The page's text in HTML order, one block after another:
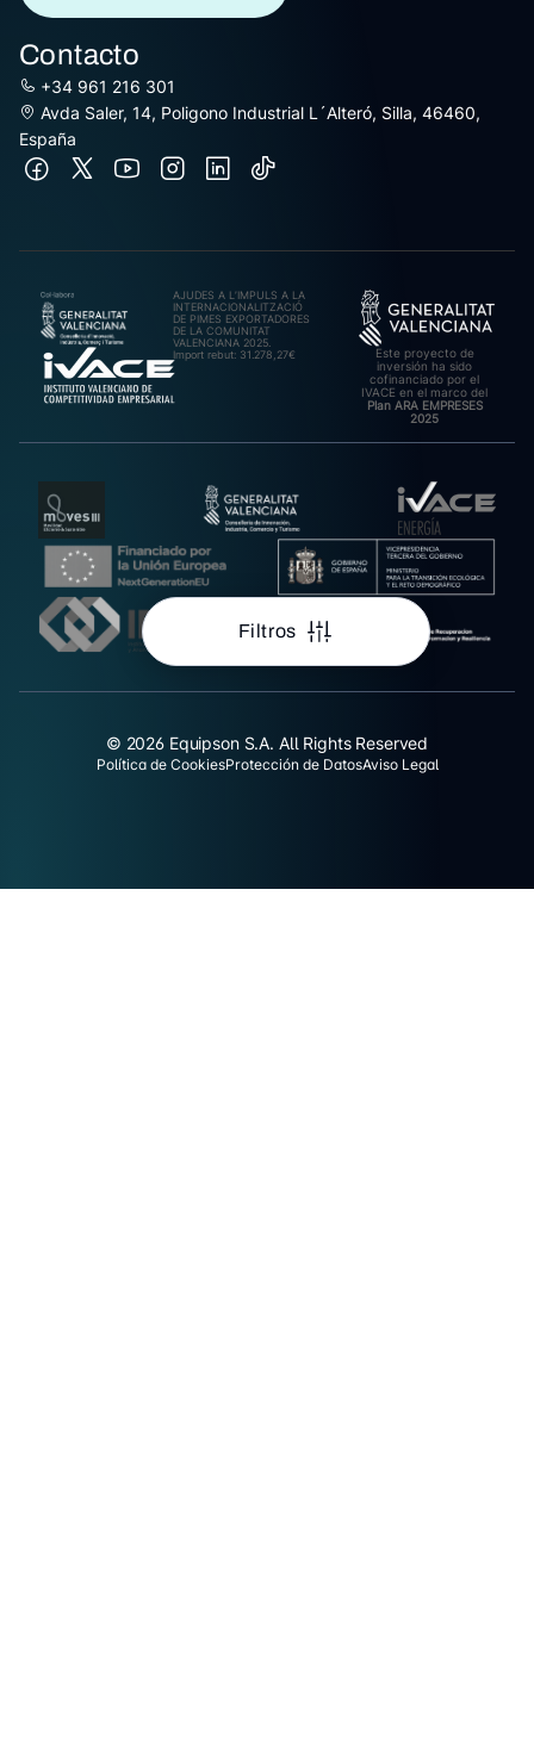
Filtros
Contacto
+34 961 216 301
Avda Saler, 14, Poligono Industrial L´Alteró, Silla, 46460,
España
AJUDES A L’IMPULS A LA
INTERNACIONALITZACIÓ
DE PIMES EXPORTADORES
DE LA COMUNITAT
VALENCIANA 2025.
Import rebut: 31.278,27€
Este proyecto de
inversión ha sido
cofinanciado por el
IVACE en el marco del
Plan ARA EMPRESES
2025
© 2026 Equipson S.A. All Rights Reserved
Política de CookiesProtección de DatosAviso Legal